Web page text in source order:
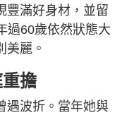
豐滿好身材，並留
過60歲依然狀態大
美麗。
擔
遇波折。當年她與